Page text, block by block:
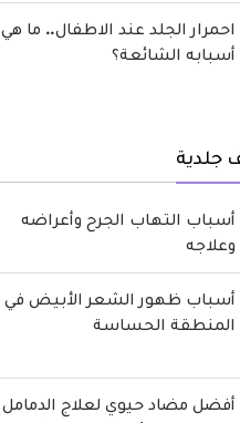
احمرار الجلد عند الاطفال.. ما هي
أسبابه الشائعة؟
جلدية
أسباب التهاب الجرح وأعراضه
وعلاجه
أسباب ظهور الشعر الأبيض في
المنطقة الحساسة
أفضل مضاد حيوي لعلاج الدمامل